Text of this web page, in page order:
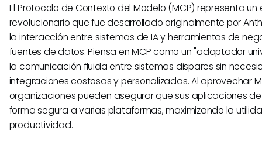
El Protocolo de Contexto del Modelo (MCP) representa
revolucionario que fue desarrollado originalmente por
la interacción entre sistemas de IA y herramientas de
fuentes de datos. Piensa en MCP como un "adaptador
la comunicación fluida entre sistemas dispares sin
integraciones costosas y personalizadas. Al aprovechar
organizaciones pueden asegurar que sus aplicaciones
forma segura a varias plataformas, maximizando la
productividad.